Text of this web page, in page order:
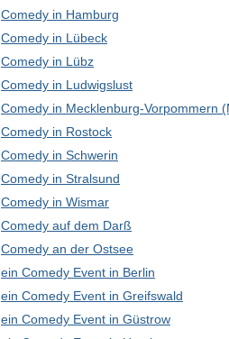
Comedy in Hamburg
Comedy in Lübeck
Comedy in Lübz
Comedy in Ludwigslust
Comedy in Mecklenburg-Vorpommern
Comedy in Rostock
Comedy in Schwerin
Comedy in Stralsund
Comedy in Wismar
Comedy auf dem Darß
Comedy an der Ostsee
ein Comedy Event in Berlin
ein Comedy Event in Greifswald
ein Comedy Event in Güstrow